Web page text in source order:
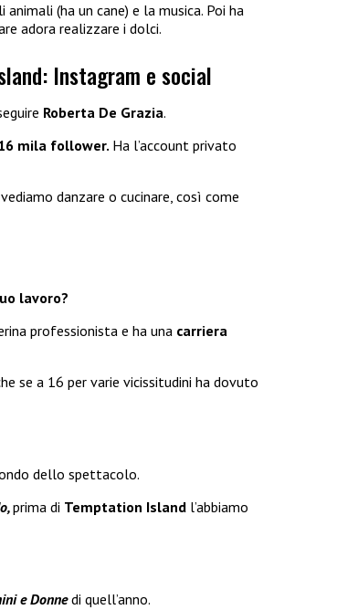
(ha un cane) e la musica. Poi ha
adora realizzare i dolci.
Instagram e social
Roberta De Grazia.
mila follower. Ha l’account privato
danzare o cucinare, così come
lavoro?
professionista e ha una carriera
se a 16 per varie vicissitudini ha dovuto
dello spettacolo.
prima di Temptation Island l’abbiamo
e Donnedi quell’anno.